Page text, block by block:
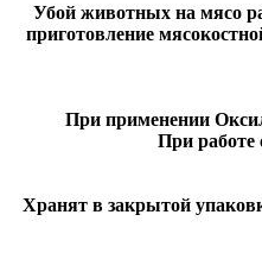
Убой животных на мясо
приготовление
При применении
При работе
Хранят в закрытой